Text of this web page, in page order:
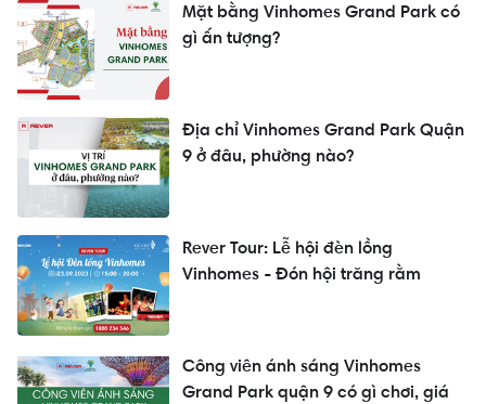
Mặt bằng Vinhomes Grand Park có
gì ấn tượng?
Địa chỉ Vinhomes Grand Park Quận
9 ở đâu, phường nào?
Rever Tour: Lễ hội đèn lồng
Vinhomes - Đón hội trăng rằm
Công viên ánh sáng Vinhomes
Grand Park quận 9 có gì chơi, giá